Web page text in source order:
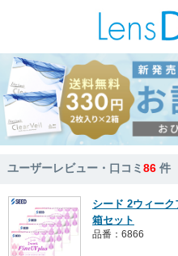
ユーザーレビュー・口コミ86 件
シード 2ウィー
箱セット
品番：6866